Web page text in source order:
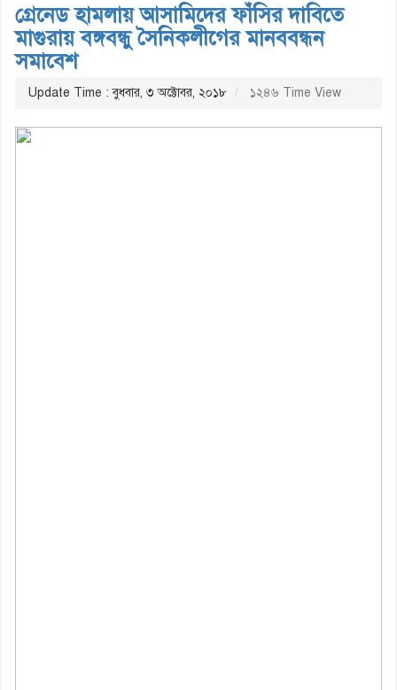
গ্রেনেড হামলায় আসামিদের ফাঁসির দাবিতে
মাগুরায় বঙ্গবন্ধু সৈনিকলীগের মানববন্ধন
সমাবেশ
Update Time : বুধবার, ৩ অক্টোবর, ২০১৮ ১২৪৬ Time View